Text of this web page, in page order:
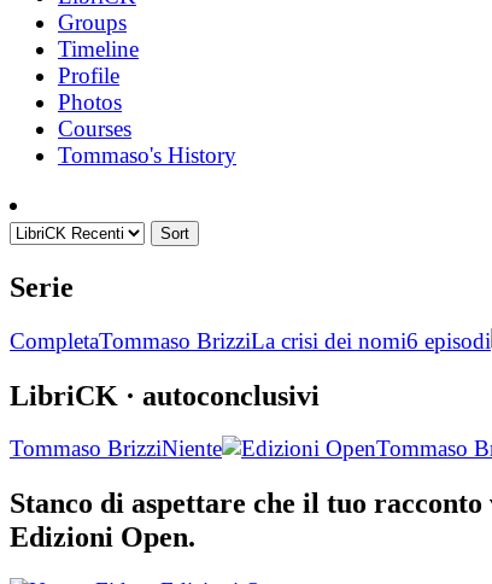
Groups
Timeline
Profile
Photos
Courses
Tommaso's History
Sort
Serie
CompletaTommaso BrizziLa crisi dei nomi6 episodi
LibriCK · autoconclusivi
Tommaso BrizziNiente Tommaso
Stanco di aspettare che il tuo
Edizioni Open.